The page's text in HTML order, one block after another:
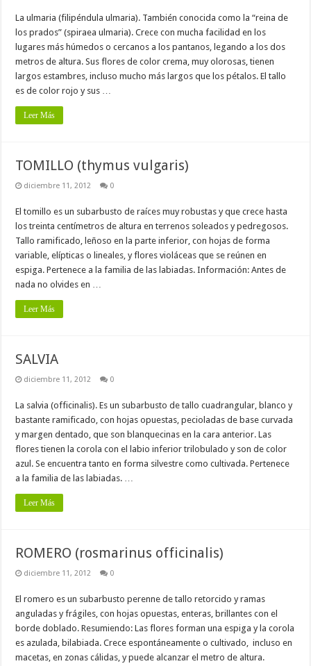
La ulmaria (filipéndula ulmaria). También conocida como la “reina de
los prados” (spiraea ulmaria). Crece con mucha facilidad en los
lugares más húmedos o cercanos a los pantanos, legando a los dos
metros de altura. Sus flores de color crema, muy olorosas, tienen
largos estambres, incluso mucho más largos que los pétalos. El tallo
es de color rojo y sus …
Leer Más
TOMILLO (thymus vulgaris)
diciembre 11, 2012 0
El tomillo es un subarbusto de raíces muy robustas y que crece hasta
los treinta centímetros de altura en terrenos soleados y pedregosos.
Tallo ramificado, leñoso en la parte inferior, con hojas de forma
variable, elípticas o lineales, y flores violáceas que se reúnen en
espiga. Pertenece a la familia de las labiadas. Información: Antes de
nada no olvides en …
Leer Más
SALVIA
diciembre 11, 2012 0
La salvia (officinalis). Es un subarbusto de tallo cuadrangular, blanco y
bastante ramificado, con hojas opuestas, pecioladas de base curvada
y margen dentado, que son blanquecinas en la cara anterior. Las
flores tienen la corola con el labio inferior trilobulado y son de color
azul. Se encuentra tanto en forma silvestre como cultivada. Pertenece
a la familia de las labiadas. …
Leer Más
ROMERO (rosmarinus officinalis)
diciembre 11, 2012 0
El romero es un subarbusto perenne de tallo retorcido y ramas
anguladas y frágiles, con hojas opuestas, enteras, brillantes con el
borde doblado. Resumiendo: Las flores forman una espiga y la corola
es azulada, bilabiada. Crece espontáneamente o cultivado, incluso en
macetas, en zonas cálidas, y puede alcanzar el metro de altura.